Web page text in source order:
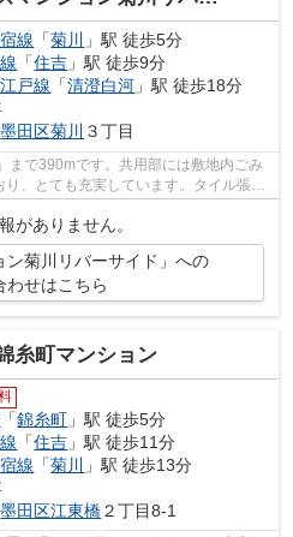
線 「菊川
」駅 徒歩5分
「住吉 」駅 徒歩9分
戸線 「清澄白河 」駅 徒歩18分
墨田区菊川 ３丁目
まで390mです。共用部には敷地内ごみ
、とても充実しています。タイル張り
がありません。
ン菊川リバーサイド」への
わせはこちら
糸町マンション
「錦糸町 」駅 徒歩5分
「住吉 」駅 徒歩11分
線 「菊川
」駅 徒歩13分
墨田区江東橋２丁目8-1